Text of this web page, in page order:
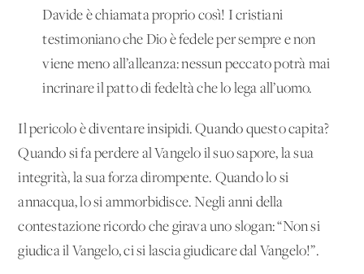
Davide è chiamata proprio così! I cristiani
testimoniano che Dio è fedele per sempre e non
viene meno all’alleanza: nessun peccato potrà mai
incrinare il patto di fedeltà che lo lega all’uomo.
Il pericolo è diventare insipidi. Quando questo capita?
Quando si fa perdere al Vangelo il suo sapore, la sua
integrità, la sua forza dirompente. Quando lo si
annacqua, lo si ammorbidisce. Negli anni della
contestazione ricordo che girava uno slogan: “Non si
giudica il Vangelo, ci si lascia giudicare dal Vangelo!”.